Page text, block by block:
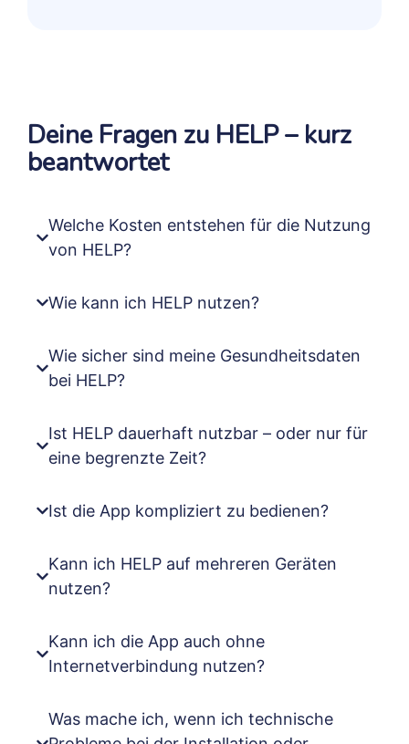
Deine Fragen zu HELP – kurz
beantwortet
Welche Kosten entstehen für die Nutzung
von HELP?
Wie kann ich HELP nutzen?
Wie sicher sind meine Gesundheitsdaten
bei HELP?
Ist HELP dauerhaft nutzbar – oder nur für
eine begrenzte Zeit?
Ist die App kompliziert zu bedienen?
Kann ich HELP auf mehreren Geräten
nutzen?
Kann ich die App auch ohne
Internetverbindung nutzen?
Was mache ich, wenn ich technische